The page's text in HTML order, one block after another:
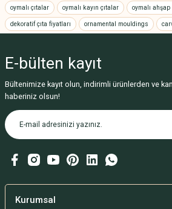
iletebilirsiniz.
Görüş ve önerileriniz için teşekkür ederiz.
Ürün açıklamasında eksik bilgiler bulunuyor.
Ürün bilgilerinde hatalar bulunuyor.
Ürün fiyatı diğer sitelerden daha pahalı.
oymalı çıtalar
oymalı kayın çıtalar oymalı
dekoratif çıta fiyatları ornamental mouldings
E-bülten kayıt
Bültenimize kayıt olun, indirimli ürünlerden ve
haberiniz olsun!
Kurumsal